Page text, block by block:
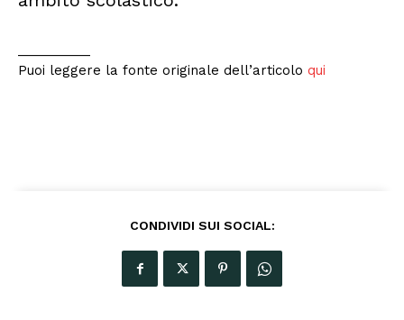
Puoi leggere la fonte originale dell’articolo qui
CONDIVIDI SUI SOCIAL: